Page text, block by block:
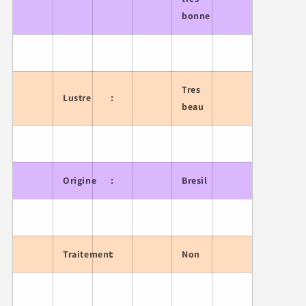
bonne
Lustre :
Tres
beau
Origine : Bresil
Traitement: Non